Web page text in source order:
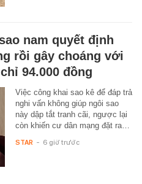
nam quyết định
rồi gây choáng với
94.000 đồng
Việc công khai sao kê để đáp trả
nghi vấn không giúp ngôi sao
này dập tắt tranh cãi, ngược lại
còn khiến cư dân mạng đặt ra…
STAR - 6 giờ trước